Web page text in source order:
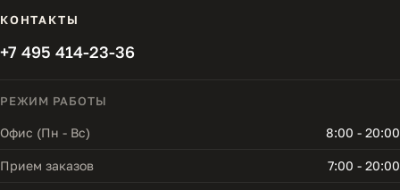
КОНТАКТЫ
+7 495 414-23-36
РЕЖИМ РАБОТЫ
Офис (Пн - Вс) 8:00 - 20:00
Прием заказов 7:00 - 20:00